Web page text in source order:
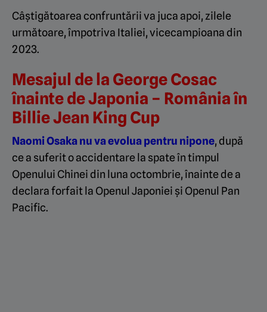
Câștigătoarea confruntării va juca apoi, zilele
următoare, împotriva Italiei, vicecampioana din
2023.
Mesajul de la George Cosac
înainte de Japonia – România în
Billie Jean King Cup
Naomi Osaka nu va evolua pentru nipone, după
ce a suferit o accidentare la spate în timpul
Openului Chinei din luna octombrie, înainte de a
declara forfait la Openul Japoniei şi Openul Pan
Pacific.